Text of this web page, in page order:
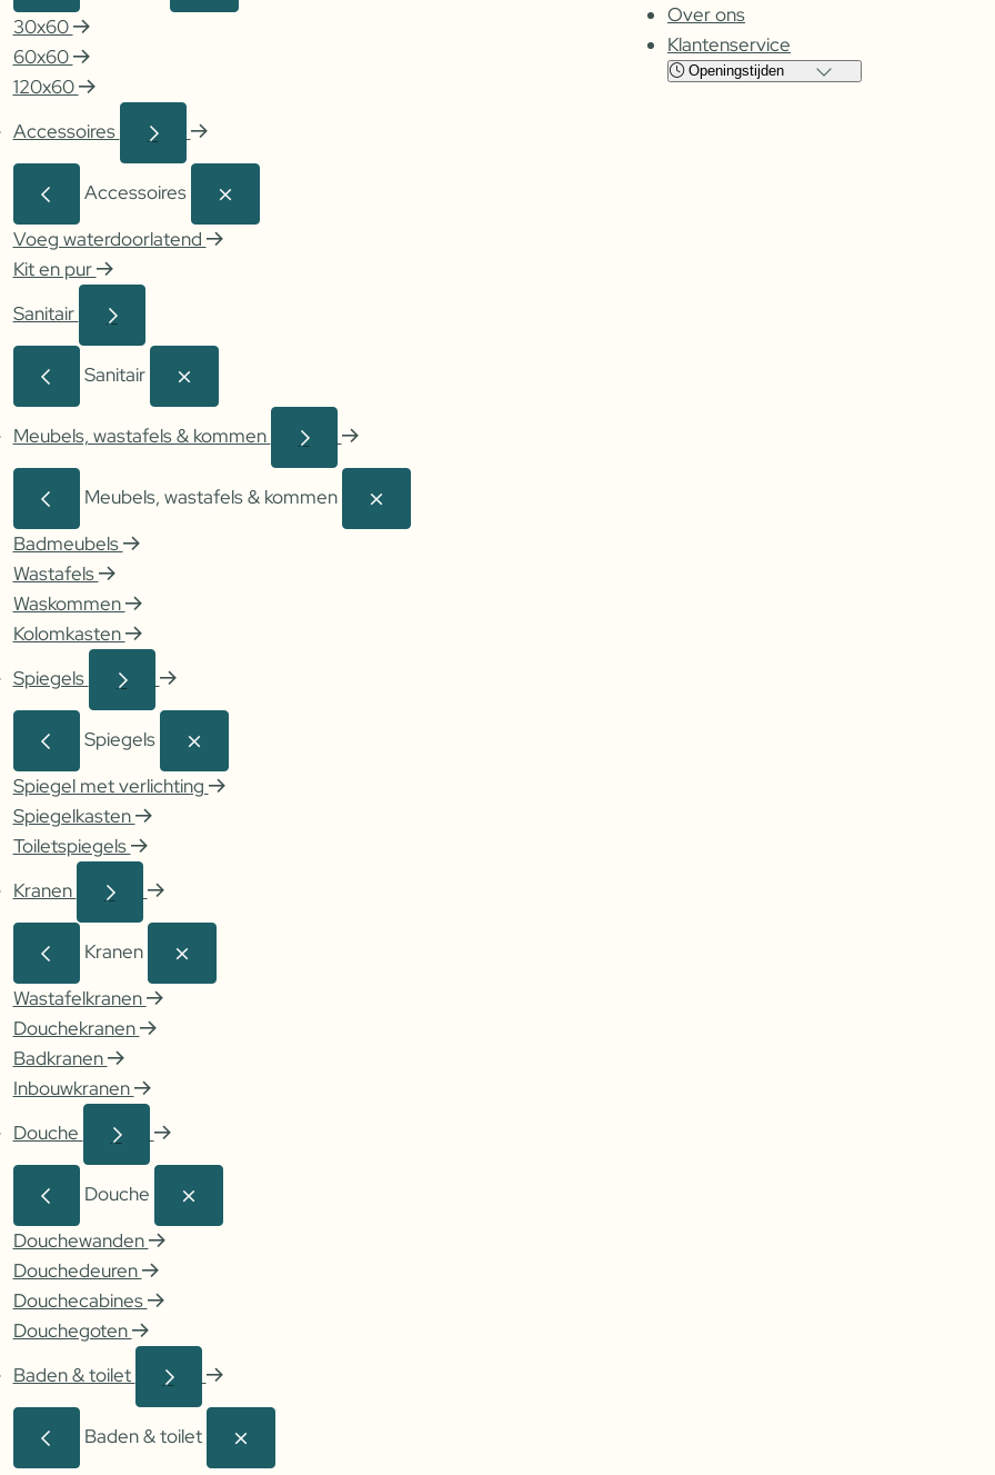
30x60
60x60
120x60
Accessoires
Accessoires
Voeg waterdoorlatend
Kit en pur
Sanitair
Sanitair
Meubels, wastafels & kommen
Meubels, wastafels & kommen
Badmeubels
Wastafels
Waskommen
Kolomkasten
Spiegels
Spiegels
Spiegel met verlichting
Spiegelkasten
Toiletspiegels
Kranen
Kranen
Wastafelkranen
Douchekranen
Badkranen
Inbouwkranen
Douche
Douche
Douchewanden
Douchedeuren
Douchecabines
Douchegoten
Baden & toilet
Baden & toilet
Over ons
Klantenservice
Openingstijden